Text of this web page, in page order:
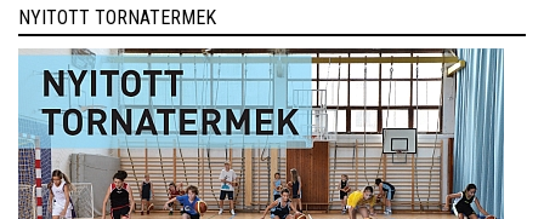
NYITOTT TORNATERMEK